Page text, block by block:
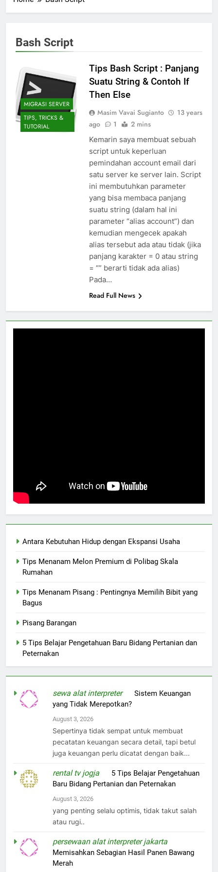
Bash Script
MIGRASI SERVER
TIPS, TRICKS &
TUTORIAL
Tips Bash Script : Panjang
Suatu String & Contoh If
Then Else
Masim Vavai Sugianto
13 years
ago
1 2 mins
Kemarin saya membuat sebuah
script untuk keperluan
pemindahan account email dari
satu server ke server lain. Script
ini membutuhkan parameter
yang bisa membaca panjang
suatu string (dalam hal ini
parameter “alias account”) dan
kemudian mengecek apakah
alias tersebut ada atau tidak (jika
panjang karakter = 0 atau string
= “” berarti tidak ada alias)
Pada…
Read Full News
Antara Kebutuhan Hidup dengan Ekspansi Usaha
Tips Menanam Melon Premium di Polibag Skala
Rumahan
Tips Menanam Pisang : Pentingnya Memilih Bibit yang
Bagus
Pisang Barangan
5 Tips Belajar Pengetahuan Baru Bidang Pertanian dan
Peternakan
sewa alat interpreteronSistem Keuangan
yang Tidak Merepotkan?
August 3, 2026
Sepertinya tidak sempat untuk membuat
pecatatan keuangan secara detail, tapi betul
juga keuangan perlu dicatat dengan baik...
rental tv jogja
5 Tips Belajar Pengetahuan
Baru Bidang Pertanian dan Peternakan
August 3, 2026
yang penting selalu optimis, tidak takut salah
atau rugi..
persewaan alat interpreter jakarta
Memisahkan Sebagian Hasil Panen Bawang
Merah